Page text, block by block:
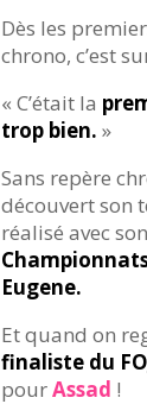
Dès les
chrono, c’est
« C’était la
trop bien. »
Sans repère
découvert son
réalisé avec
Eugene.
Et quand on
finaliste du
pourAssad !